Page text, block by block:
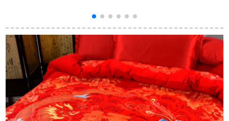
ブ冬羽毛布団の芯両
面布団セ
ねくよ、芯冬に厚い
布団で暖めます。冬
は温度調節されま
す。布团夏は子羊の
毛の金-カレー色冬は
200*230 cm-7斤で
す。
シンゲーム被輝星
150*200 cm-シゲル被